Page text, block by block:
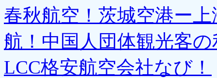
春秋航空！茨城空港ー
航！中国人団体観光客
LCC格安航空会社なび！